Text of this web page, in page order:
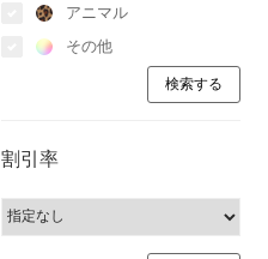
アニマル
その他
割引率